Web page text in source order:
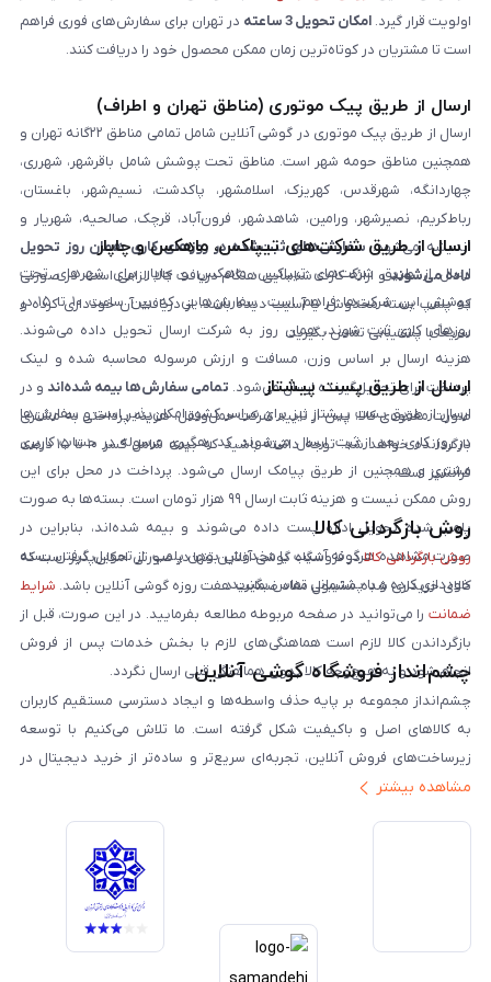
اولویت قرار گیرد. امکان تحویل 3 ساعته
در تهران برای سفارش‌های فوری فراهم
است تا مشتریان در کوتاه‌ترین زمان ممکن محصول خود را دریافت کنند.
ارسال از طریق پیک موتوری (مناطق تهران و اطراف)
ارسال از طریق پیک موتوری در گوشی آنلاین شامل تمامی مناطق ۲۲گانه تهران و
همچنین مناطق حومه شهر است. مناطق تحت پوشش شامل باقرشهر، شهرری،
چهاردانگه، شهرقدس، کهریزک، اسلامشهر، پاکدشت، نسیم‌شهر، باغستان،
رباط‌کریم، نصیرشهر، ورامین، شاهدشهر، فرون‌آباد، قرچک، صالحیه، شهریار و
اندیشه می‌شود. سفارش‌های ثبت‌شده در روزهای کاری همان روز تحویل
داده می‌شوندو ارائه کارت شناسایی هنگام دریافت کالا الزامی است. در صورتی
که پلمپ بسته مخدوش یا آسیب دیده باشد، از دریافت آن خودداری کرده و
سریعاً با پشتیبانی تماس بگیرید.
ارسال از طریق شرکت‌های تیپاکس، ماهکس و چاپار
ارسال از طریق شرکت‌های تیپاکس، ماهکس و چاپار برای شهرهای تحت
پوشش این شرکت‌ها فراهم است. سفارش‌هایی که بین ساعت ۱۰ تا ۱۵ در
روزهای کاری ثبت شوند، همان روز به شرکت ارسال تحویل داده می‌شوند.
هزینه ارسال بر اساس وزن، مسافت و ارزش مرسوله محاسبه شده و لینک
پرداخت برای تحویل‌گیرنده ارسال می‌شود. تمامی سفارش‌ها بیمه شده‌اند و در
صورت مفقودی کالا، پس از تایید شرکت حمل‌ونقل، هزینه پرداختی به مشتری
بازگردانده خواهد شد. توجه داشته باشید که بیمه شامل کسر ۱۰ تا ۱۵ درصد
فرانشیز است.
ارسال از طریق پست پیشتاز
ارسال از طریق پست پیشتاز نیز برای سراسر کشور امکان‌پذیر است و سفارش‌ها
در روز کاری بعد از ثبت، ارسال می‌شوند. کد رهگیری مرسوله در حساب کاربری
مشتری و همچنین از طریق پیامک ارسال می‌شود. پرداخت در محل برای این
روش ممکن نیست و هزینه ثابت ارسال ۹۹ هزار تومان است. بسته‌ها به صورت
پلمپ شده تحویل اداره پست داده می‌شوند و بیمه شده‌اند، بنابراین در
صورت مشاهده هرگونه آسیب یا مخدوش بودن پلمپ، از تحویل گرفتن بسته
خودداری کرده و با پشتیبانی تماس بگیرید.
روش بازگردانی کالا
روش بازگردانی کالادر فروشگاه گوشی آنلاین تنها در صورتی امکان‌پذیر است که
کالای خریداری شده مشمول مفاد ضمانت هفت روزه گوشی آنلاین باشد. شرایط
ضمانت را می‌توانید در صفحه مربوطه مطالعه بفرمایید. در این صورت، قبل از
بازگرداندن کالا لازم است هماهنگی‌های لازم با بخش خدمات پس از فروش
انجام شود و به هیچ‌وجه کالا بدون هماهنگی قبلی ارسال نگردد.
چشم‌انداز فروشگاه گوشی آنلاین
چشم‌انداز مجموعه بر پایه حذف واسطه‌ها و ایجاد دسترسی مستقیم کاربران
به کالاهای اصل و باکیفیت شکل گرفته است. ما تلاش می‌کنیم با توسعه
زیرساخت‌های فروش آنلاین، تجربه‌ای سریع‌تر و ساده‌تر از خرید دیجیتال در
ایران ارائه دهیم. تبدیل‌شدن به مرجعی قابل اعتماد برای خرید کالای دیجیتال،
خدمات و به‌روزرسانی مداوم محصولات، مسیر ما را روشن‌تر می‌کند. ما باور
داریم آینده بازار دیجیتال متعلق به کسب‌وکارهایی است که صداقت و شفافیت
را در اولویت قرار می‌دهند. گوشی آنلاین با تکیه بر تجربه و تخصص، با قدرت به
سمت تحقق این چشم‌انداز حرکت می‌کند.
مشاهده بیشتر